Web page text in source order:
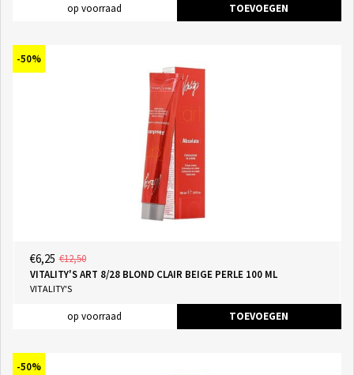
op voorraad TOEVOEGEN
-50%
€6,25 €12,50
VITALITY'S ART 8/28 BLOND CLAIR BEIGE PERLE 100 ML
VITALITY'S
op voorraad TOEVOEGEN
-50%